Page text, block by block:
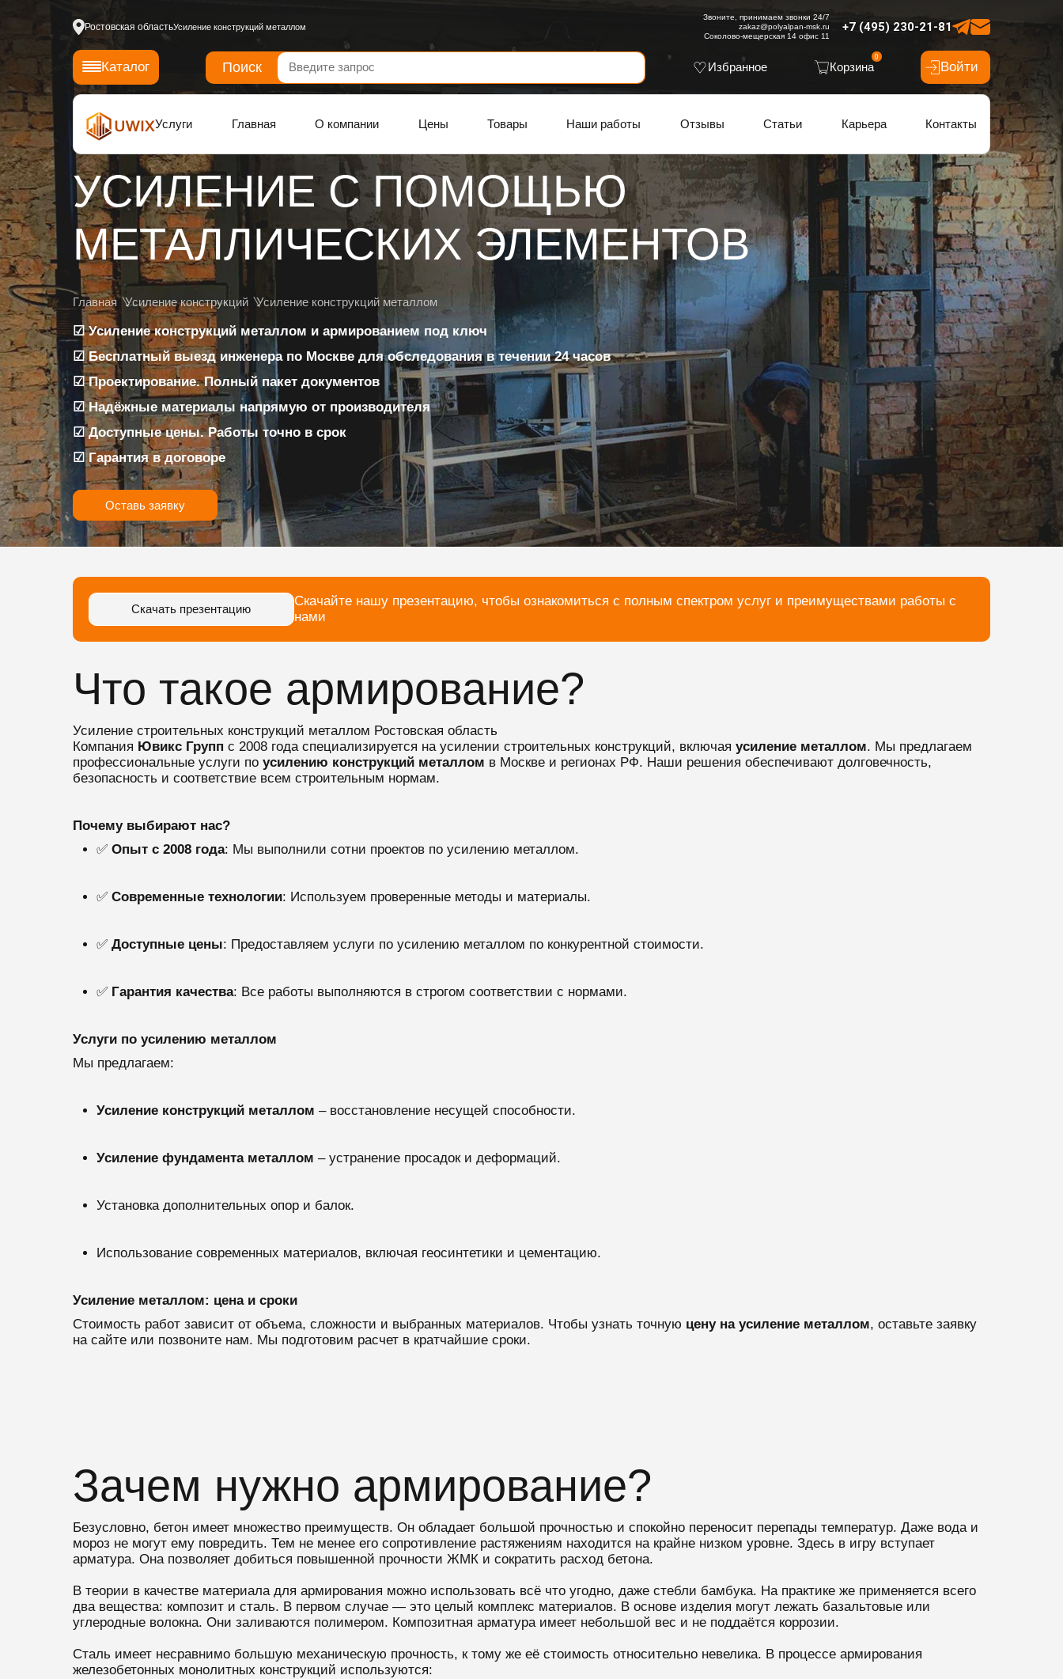
Ростовская областьУсиление конструкций металлом +7 (495) 230-21-81
Звоните, принимаем звонки 24/7
zakaz@polyalpan-msk.ru
Соколово-мещерская 14 офис 11
Каталог Поиск Избранное Корзина
0
Войти
Услуги Главная О компании Цены Товары Наши работы Отзывы Статьи Карьера Контакты
УСИЛЕНИЕ С ПОМОЩЬЮ
МЕТАЛЛИЧЕСКИХ ЭЛЕМЕНТОВ
Главная Усиление конструкций Усиление конструкций металлом
☑ Усиление конструкций металлом и армированием под ключ
☑ Бесплатный выезд инженера по Москве для обследования в течении 24 часов
☑ Проектирование. Полный пакет документов
☑ Надёжные материалы напрямую от производителя
☑ Доступные цены. Работы точно в срок
☑ Гарантия в договоре
Оставь заявку
Скачать презентацию
Скачайте нашу презентацию, чтобы ознакомиться с полным спектром услуг и преимуществами работы с
нами
Что такое армирование?
Усиление строительных конструкций металлом Ростовская область
Компания Ювикс Групп с 2008 года специализируется на усилении строительных конструкций, включая усиление металлом. Мы предлагаем
профессиональные услуги по усилению конструкций металлом в Москве и регионах РФ. Наши решения обеспечивают долговечность,
безопасность и соответствие всем строительным нормам.
Почему выбирают нас?
✅ Опыт с 2008 года: Мы выполнили сотни проектов по усилению металлом.
✅ Современные технологии: Используем проверенные методы и материалы.
✅ Доступные цены: Предоставляем услуги по усилению металлом по конкурентной стоимости.
✅ Гарантия качества: Все работы выполняются в строгом соответствии с нормами.
Услуги по усилению металлом
Мы предлагаем:
Усиление конструкций металлом – восстановление несущей способности.
Усиление фундамента металлом – устранение просадок и деформаций.
Установка дополнительных опор и балок.
Использование современных материалов, включая геосинтетики и цементацию.
Усиление металлом: цена и сроки
Стоимость работ зависит от объема, сложности и выбранных материалов. Чтобы узнать точную цену на усиление металлом, оставьте заявку
на сайте или позвоните нам. Мы подготовим расчет в кратчайшие сроки.
Зачем нужно армирование?
Безусловно, бетон имеет множество преимуществ. Он обладает большой прочностью и спокойно переносит перепады температур. Даже вода и
мороз не могут ему повредить. Тем не менее его сопротивление растяжениям находится на крайне низком уровне. Здесь в игру вступает
арматура. Она позволяет добиться повышенной прочности ЖМК и сократить расход бетона.
В теории в качестве материала для армирования можно использовать всё что угодно, даже стебли бамбука. На практике же применяется всего
два вещества: композит и сталь. В первом случае — это целый комплекс материалов. В основе изделия могут лежать базальтовые или
углеродные волокна. Они заливаются полимером. Композитная арматура имеет небольшой вес и не поддаётся коррозии.
Сталь имеет несравнимо большую механическую прочность, к тому же её стоимость относительно невелика. В процессе армирования
железобетонных монолитных конструкций используются: